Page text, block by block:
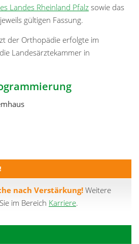
Landes Rheinland Pfalz sowie das
gültigen Fassung.
der Orthopädie erfolgte im
Landesärztekammer in
nach Verstärkung! Weitere
im Bereich Karriere.